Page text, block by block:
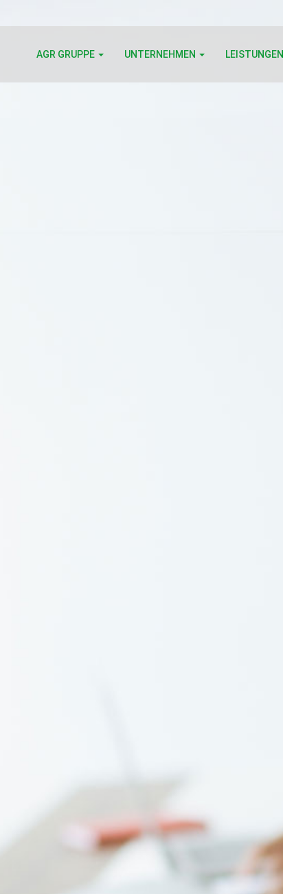
AGR GRUPPE UNTERNEHMEN LEISTUNGEN